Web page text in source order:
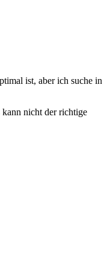
ist, aber ich suche in
kann nicht der richtige